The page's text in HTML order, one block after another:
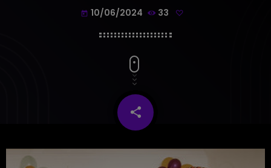
today 10/06/2024 33
share
email